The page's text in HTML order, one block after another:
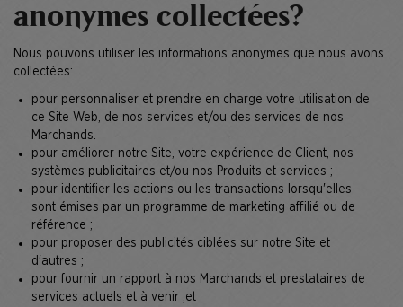
anonymes collectées?
Nous pouvons utiliser les informations anonymes que nous avons
collectées:
pour personnaliser et prendre en charge votre utilisation de
ce Site Web, de nos services et/ou des services de nos
Marchands.
pour améliorer notre Site, votre expérience de Client, nos
systèmes publicitaires et/ou nos Produits et services ;
pour identifier les actions ou les transactions lorsqu'elles
sont émises par un programme de marketing affilié ou de
référence ;
pour proposer des publicités ciblées sur notre Site et
d'autres ;
pour fournir un rapport à nos Marchands et prestataires de
services actuels et à venir ;et